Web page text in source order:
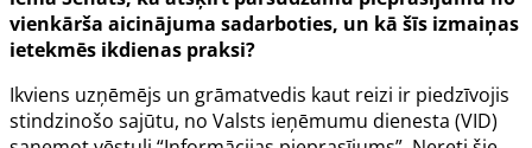
vienkārša aicinājuma sadarboties, un kā šīs izmaiņas
ietekmēs ikdienas praksi?
Ikviens uzņēmējs un grāmatvedis kaut reizi ir piedzīvojis
stindzinošo sajūtu, no Valsts ieņēmumu dienesta (VID)